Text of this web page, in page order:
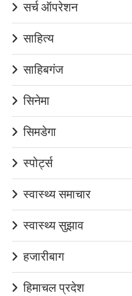
सर्च ऑपरेशन
साहित्य
साहिबगंज
सिनेमा
सिमडेगा
स्पोर्ट्स
स्वास्थ्य समाचार
स्वास्थ्य सुझाव
हजारीबाग
हिमाचल प्रदेश